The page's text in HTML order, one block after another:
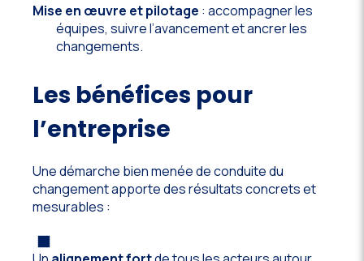
Mise en œuvre et pilotage : accompagner les
équipes, suivre l’avancement et ancrer les
changements.
Les bénéfices pour
l’entreprise
Une démarche bien menée de conduite du
changement apporte des résultats concrets et
mesurables :